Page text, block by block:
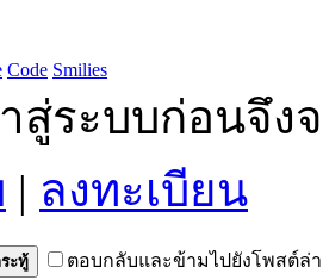
Code Smilies
สู่ระบบก่อนจึง
| ลงทะเบียน
ะทู้ ตอบกลับและข้ามไปยังโพสต์ล่